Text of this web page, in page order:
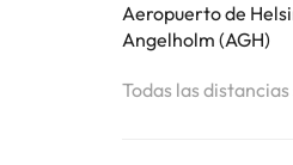
Aeropuerto de
Angelholm (AGH)
Todas las